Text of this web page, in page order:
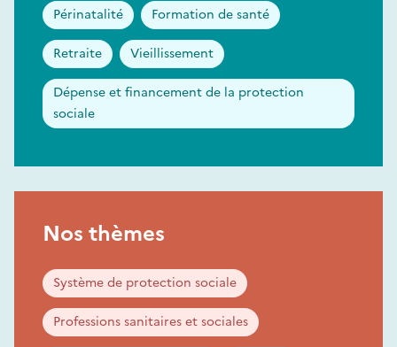
Périnatalité Formation de santé
Retraite Vieillissement
Dépense et financement de la protection
sociale
Nos thèmes
Système de protection sociale
Professions sanitaires et sociales